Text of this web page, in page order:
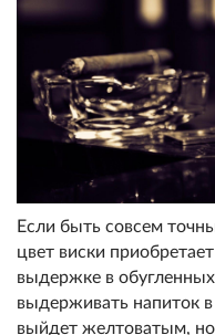
Если быть совсем
цвет виски
выдержке в
выдерживать напиток
выйдет желтоватым,